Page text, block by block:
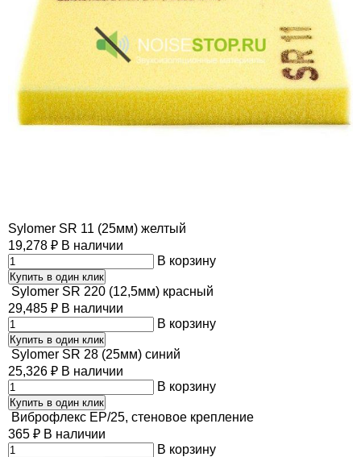
Sylomer SR 11 (25мм) желтый
19,278 ₽ В наличии
В корзину
Купить в один клик
Sylomer SR 220 (12,5мм) красный
29,485 ₽ В наличии
В корзину
Купить в один клик
Sylomer SR 28 (25мм) синий
25,326 ₽ В наличии
В корзину
Купить в один клик
Виброфлекс EP/25, стеновое крепление
365 ₽ В наличии
В корзину